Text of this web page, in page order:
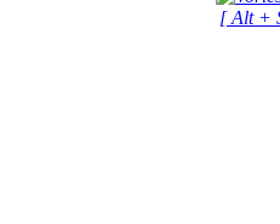
[ Alt +